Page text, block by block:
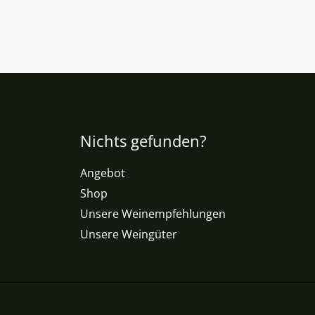
Nichts gefunden?
Angebot
Shop
Unsere Weinempfehlungen
Unsere Weingüter